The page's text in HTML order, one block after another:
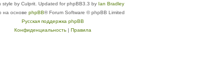
style by Culprit. Updated for phpBB3.3 by Ian Bradley
на основе phpBB® Forum Software © phpBB Limited
Русская поддержка phpBB
Конфиденциальность| Правила